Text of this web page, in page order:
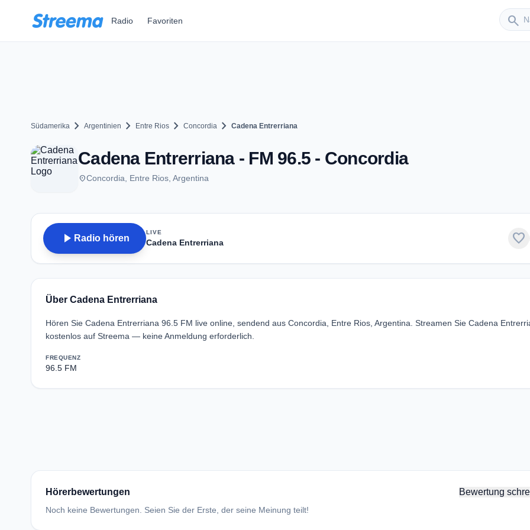
Radio Favoriten search
Sender
Südamerika chevron_right Argentinien chevron_right Entre Rios chevron_right Concordia chevron_right Cadena Entrerriana
Cadena Entrerriana - FM 96.5 - Concordia
placeConcordia, Entre Rios, Argentina
play_arrow Radio hören
LIVE
Cadena Entrerriana favorite
Über Cadena Entrerriana
Hören Sie Cadena Entrerriana 96.5 FM live online, sendend aus Concordia, Entre Rios, Argentina. Streamen Sie Cadena
kostenlos auf Streema — keine Anmeldung erforderlich.
FREQUENZ
96.5 FM
Hörerbewertungen Bewertung
Noch keine Bewertungen. Seien Sie der Erste, der seine Meinung teilt!